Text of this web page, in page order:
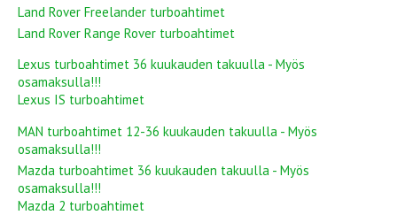
Land Rover Freelander turboahtimet
Land Rover Range Rover turboahtimet
Lexus turboahtimet 36 kuukauden takuulla - Myös
osamaksulla!!!
Lexus IS turboahtimet
MAN turboahtimet 12-36 kuukauden takuulla - Myös
osamaksulla!!!
Mazda turboahtimet 36 kuukauden takuulla - Myös
osamaksulla!!!
Mazda 2 turboahtimet